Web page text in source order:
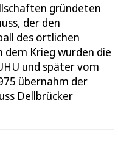
gründeten
der den
des örtlichen
Krieg wurden die
und später vom
übernahm der
Dellbrücker